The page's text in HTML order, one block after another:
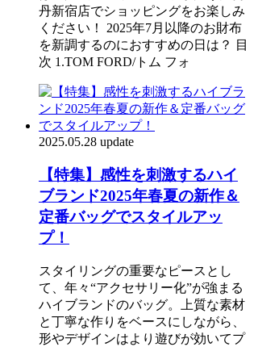
丹新宿店でショッピングをお楽しみ
ください！ 2025年7月以降のお財布
を新調するのにおすすめの日は？ 目
次 1.TOM FORD/トム フォ
2025.05.28 update
【特集】感性を刺激するハイ
ブランド2025年春夏の新作＆
定番バッグでスタイルアッ
プ！
スタイリングの重要なピースとし
て、年々“アクセサリー化”が強まる
ハイブランドのバッグ。上質な素材
と丁寧な作りをベースにしながら、
形やデザインはより遊びが効いてプ